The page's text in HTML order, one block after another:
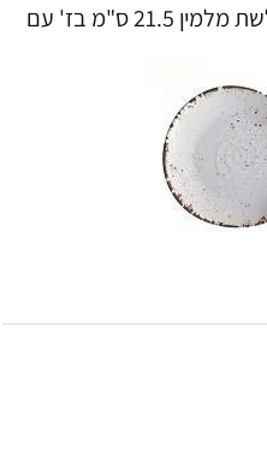
צלחת משולשת מלמין 21.5 ס"מ בז' עם